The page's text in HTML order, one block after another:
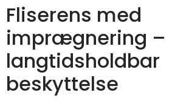
Fliserens med
imprægnering –
langtidsholdbar
beskyttelse